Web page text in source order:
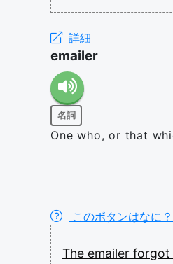
詳細
emailer
名詞
One who, or that
このボタンはなに？
The emailer forgot